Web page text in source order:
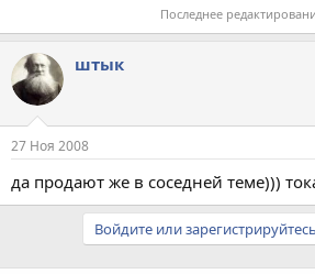
Последнее
штык
27 Ноя 2008
да продают же в соседней теме)))
Войдите или